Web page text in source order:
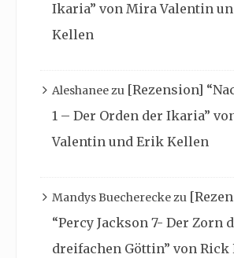
Ikaria” von Mira Valentin
Kellen
Aleshaneezu [Rezension]
1 – Der Orden der Ikaria”
Valentin und Erik Kellen
Mandys Buechereckezu
“Percy Jackson 7- Der Zorn
dreifachen Göttin” von Rick